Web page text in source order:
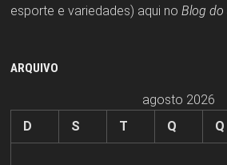
esporte e variedades) aqui no Blog
ARQUIVO
agosto 2026
D
S T Q Q